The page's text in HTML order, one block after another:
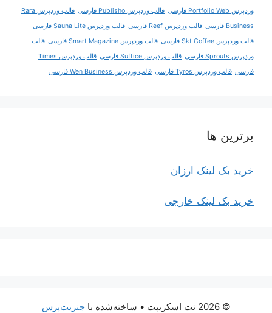
وردپرس Portfolio Web فارسی
قالب وردپرس Publisho فارسی
قالب وردپرس Rara
Business فارسی
قالب وردپرس Reef فارسی
قالب وردپرس Sauna Lite فارسی
قالب وردپرس Skt Coffee فارسی
قالب وردپرس Smart Magazine فارسی
قالب
وردپرس Sprouts فارسی
قالب وردپرس Suffice فارسی
قالب وردپرس Times
فارسی قالب وردپرس Tyros فارسی قالب وردپرس Wen Business فارسی
برترین ها
خرید بک لینک ارزان
خرید بک لینک خارجی
© 2026 نت اسکریپت • ساخته‌شده باجنریت‌پرس